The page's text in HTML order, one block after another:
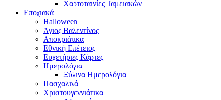
Χαρτοταινίες Ταμειακών
Εποχιακά
Halloween
Άγιος Βαλεντίνος
Αποκριάτικα
Εθνική Επέτειος
Ευχετήριες Κάρτες
Ημερολόγια
Ξύλινα Ημερολόγια
Πασχαλινά
Χριστουγεννιάτικα